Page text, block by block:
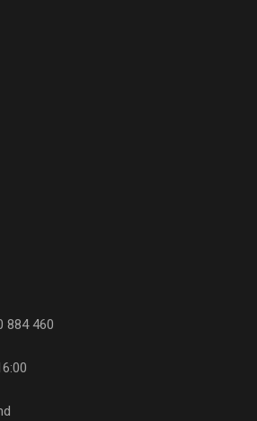
884 460